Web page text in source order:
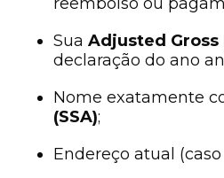
Sua Adjusted Gross
declaração do ano
Nome exatamente
(SSA);
Endereço atual